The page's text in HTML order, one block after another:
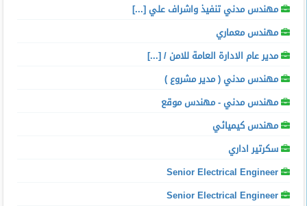
مهندس مدني تنفيذ واشراف علي [...]
مهندس معماري
مدير عام الادارة العامة للامن / [...]
مهندس مدني ( مدير مشروع )
مهندس مدني - مهندس موقع
مهندس كيميائي
سكرتير اداري
Senior Electrical Engineer
Senior Electrical Engineer